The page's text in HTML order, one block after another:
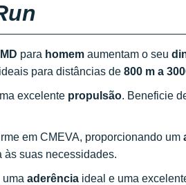
para homem aumentam o seu
para distâncias de 800 m a
excelente propulsão. Beneficie
em CMEVA, proporcionando um
às suas necessidades.
uma aderência ideal e uma